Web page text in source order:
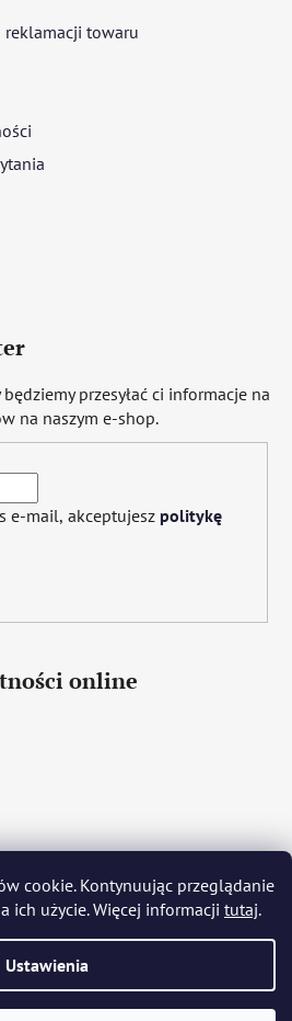
cookie. Kontynuując przeglądanie
ich użycie. Więcej informacji tutaj.
Ustawienia
towaru
przesyłać ci informacje na
na naszym e-shop.
e-mail, akceptujesz politykę
online
Italiano Español
Français
Hrvatski Slovenščina Srpski
Ελληνικά Svenska Dansk